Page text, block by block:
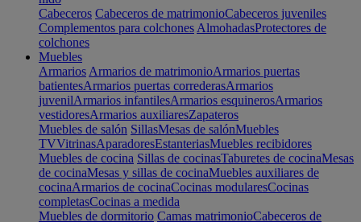
Cabeceros Cabeceros de matrimonioCabeceros juveniles
Complementos para colchones AlmohadasProtectores de
colchones
Muebles
Armarios Armarios de matrimonioArmarios puertas
batientesArmarios puertas correderasArmarios
juvenilArmarios infantilesArmarios esquinerosArmarios
vestidoresArmarios auxiliaresZapateros
Muebles de salón SillasMesas de salónMuebles
TVVitrinasAparadoresEstanteriasMuebles recibidores
Muebles de cocina Sillas de cocinasTaburetes de cocinaMesas
de cocinaMesas y sillas de cocinaMuebles auxiliares de
cocinaArmarios de cocinaCocinas modularesCocinas
completasCocinas a medida
Muebles de dormitorio Camas matrimonioCabeceros de